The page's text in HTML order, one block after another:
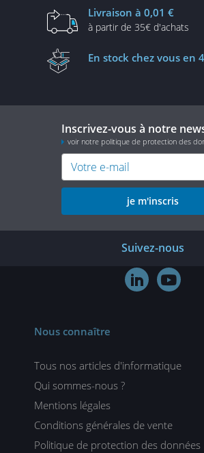
Livraison à 0,01 €
à partir de 35€ d'achats
En stock chez vous en
Inscrivez-vous à notre
voir notre politique de protection des
je m'inscris
Suivez-nous
 
Nous connaître
Tous nos articles d'informatique
Qui sommes-nous ?
Mentions légales
Conditions générales de vente
Politique de protection des données